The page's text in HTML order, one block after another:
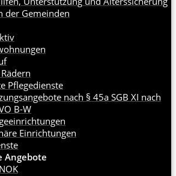
der Gemeinden
Pflegedienste
nach § 45a SGB XI nach
B-W
Einrichtungen
Angebote